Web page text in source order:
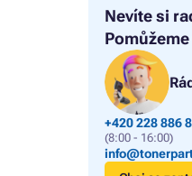
Nevíte si
+420 228 886
(8:00 - 16:00)